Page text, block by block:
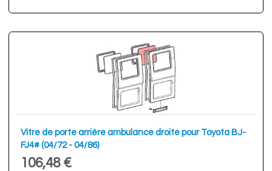
Vitre de porte arrière ambulance droite pour Toyota BJ-
FJ4# (04/72 - 04/86)
106,48 €